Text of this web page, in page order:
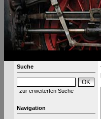
Suche
zur erweiterten Suche
Navigation